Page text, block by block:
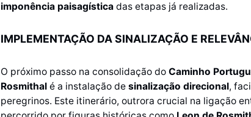
imponência paisagísticadas etapas já realizadas.
IMPLEMENTAÇÃO DA SINALIZAÇÃO E
O próximo passo na consolidação do Caminho
Rosmithalé a instalação de sinalização direcional,
peregrinos. Este itinerário, outrora crucial na ligação